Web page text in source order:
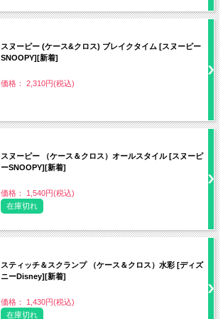
スヌーピー (ケース&クロス) ブレイクタイム [スヌーピー
SNOOPY][新着]
価格： 2,310円(税込)
スヌーピー （ケース＆クロス）オールスタイル [スヌーピ
ーSNOOPY][新着]
価格： 1,540円(税込)
在庫切れ
スティッチ＆スクランプ （ケース＆クロス）水彩 [ディズ
ニーDisney][新着]
価格： 1,430円(税込)
在庫切れ